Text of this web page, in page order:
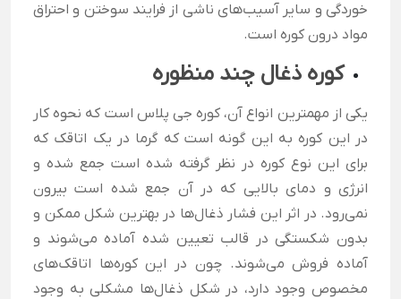
خوردگی و سایر آسیب‌های ناشی از فرایند سوختن و احتراق
مواد درون کوره است.
کوره ذغال چند منظوره
یکی از مهمترین انواع آن، کوره جی پلاس است که نحوه کار
در این کوره به این گونه است که گرما در یک اتاقک که
برای این نوع کوره در نظر گرفته شده است جمع شده و
انرژی و دمای بالایی که در آن جمع شده است بیرون
نمی‌رود. در اثر این فشار ذغال‌ها در بهترین شکل ممکن و
بدون شکستگی در قالب تعیین شده آماده می‌شوند و
آماده فروش می‌شوند. چون در این کوره‌ها اتاقک‌های
مخصوص وجود دارد، در شکل ذغال‌ها مشکلی به وجود